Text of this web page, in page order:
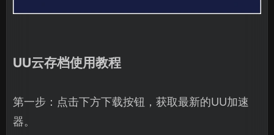
UU云存档使用教程
第一步：点击下方下载按钮，获取最新的UU加速
器。